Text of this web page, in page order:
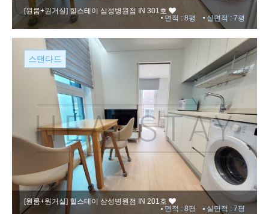
[원룸+원거실] 힐스테이 삼성병원점 IN 301호
면적 : 8평
실면적 : 7평
스탠다드
[원룸+원거실] 힐스테이 삼성병원점 IN 201호
면적 : 8평
실면적 : 7평